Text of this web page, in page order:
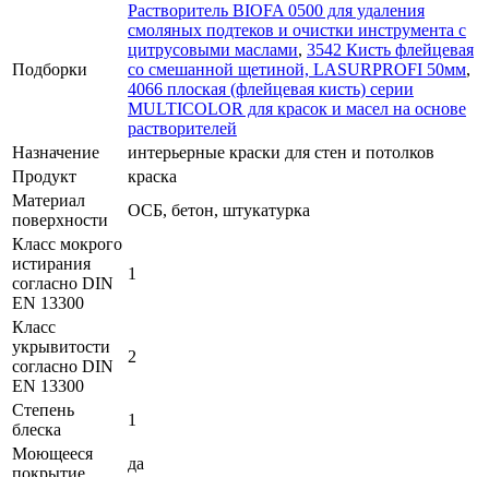
Подборки
Растворитель BIOFA 0500 для удаления
смоляных подтеков и очистки инструмента с
цитрусовыми маслами, 3542 Кисть флейцевая
со смешанной щетиной, LASURPROFI 50мм,
4066 плоская (флейцевая кисть) серии
MULTICOLOR для красок и масел на основе
растворителей
Назначение
интерьерные краски для стен и потолков
Продукт
краска
Материал
поверхности
ОСБ, бетон, штукатурка
Класс мокрого
истирания
согласно DIN
EN 13300
1
Класс
укрывитости
согласно DIN
EN 13300
2
Степень
блеска
1
Моющееся
покрытие
да